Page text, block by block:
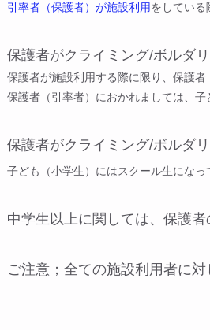
引率者（保護者）が施設利用をしている
保護者がクライミング/ボルダ
保護者が施設利用する際に限り、保護
保護者（引率者）におかれましては、
保護者がクライミング/ボルダ
子ども（小学生）にはスクール生になっ
中学生以上に関しては、保護
ご注意；全ての施設利用者に